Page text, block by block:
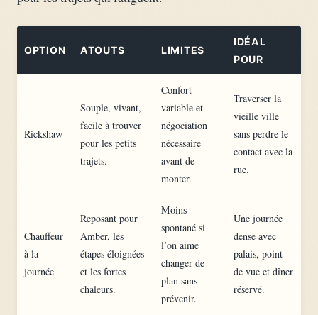
OPTION ATOUTS LIMITES
IDÉAL
POUR
Rickshaw
Souple, vivant,
facile à trouver
pour les petits
trajets.
Confort
variable et
négociation
nécessaire
avant de
monter.
Traverser la
vieille ville
sans perdre le
contact avec la
rue.
Chauffeur
à la
journée
Reposant pour
Amber, les
étapes éloignées
et les fortes
chaleurs.
Moins
spontané si
l’on aime
changer de
plan sans
prévenir.
Une journée
dense avec
palais, point
de vue et dîner
réservé.